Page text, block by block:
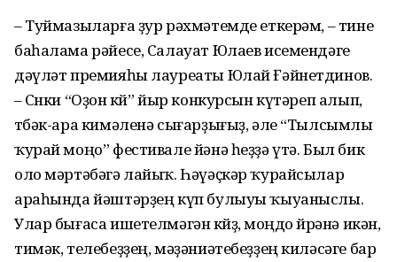
– Туймазыларға ҙур рәхмәтемде еткерәм, – тине
баһалама рәйесе, Салауат Юлаев исемендәге
дәүләт премияһы лауреаты Юлай Ғәйнетдинов.
– Сөнки “Оҙон көй” йыр конкурсын күтәреп алып,
төбәк-ара кимәленә сығарҙығыҙ, әле “Тылсымлы
ҡурай моңо” фестивале йәнә һеҙҙә үтә. Был бик
оло мәртәбәгә лайыҡ. Һәүәҫкәр ҡурайсылар
араһында йәштәрҙең күп булыуы ҡыуаныслы.
Улар бығаса ишетелмәгән көйҙө, моңдо өйрәнә икән,
тимәк, телебеҙҙең, мәҙәниәтебеҙҙең киләсәге бар